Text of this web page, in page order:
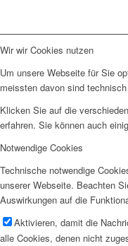
Wir wir Cookies nutzen
Um unsere Webseite für Sie
meissten davon sind
Klicken Sie auf die
erfahren. Sie können auch
Notwendige Cookies
Technische notwendige
unserer Webseite. Beachten
Auswirkungen auf die
Aktivieren, damit die
alle Cookies, denen nicht